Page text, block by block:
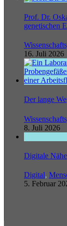
Prof. Dr.
genetischen
16. Juli 2026
Der lange
8. Juli 2026
Digitale
Digital,
5. Februar